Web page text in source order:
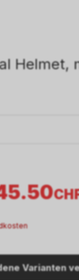
Helmet,
Varianten